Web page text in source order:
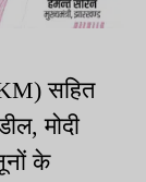
सहित
मोदी
के